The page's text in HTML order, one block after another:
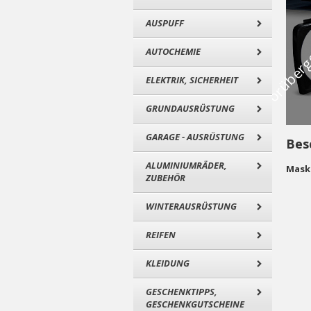
AUSPUFF
AUTOCHEMIE
ELEKTRIK, SICHERHEIT
GRUNDAUSRÜSTUNG
GARAGE - AUSRÜSTUNG
ALUMINIUMRÄDER,
ZUBEHÖR
WINTERAUSRÜSTUNG
REIFEN
KLEIDUNG
GESCHENKTIPPS,
GESCHENKGUTSCHEINE